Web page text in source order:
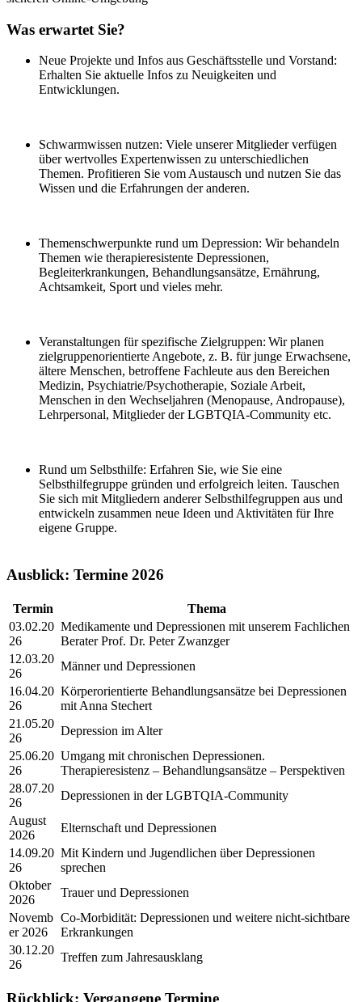
Was erwartet Sie?
Neue Projekte und Infos aus Geschäftsstelle und Vorstand:
Erhalten Sie aktuelle Infos zu Neuigkeiten und
Entwicklungen.
Schwarmwissen nutzen: Viele unserer Mitglieder verfügen
über wertvolles Expertenwissen zu unterschiedlichen
Themen. Profitieren Sie vom Austausch und nutzen Sie das
Wissen und die Erfahrungen der anderen.
Themenschwerpunkte rund um Depression: Wir behandeln
Themen wie therapieresistente Depressionen,
Begleiterkrankungen, Behandlungsansätze, Ernährung,
Achtsamkeit, Sport und vieles mehr.
Veranstaltungen für spezifische Zielgruppen: Wir planen
zielgruppenorientierte Angebote, z. B. für junge Erwachsene,
ältere Menschen, betroffene Fachleute aus den Bereichen
Medizin, Psychiatrie/Psychotherapie, Soziale Arbeit,
Menschen in den Wechseljahren (Menopause, Andropause),
Lehrpersonal, Mitglieder der LGBTQIA-Community etc.
Rund um Selbsthilfe: Erfahren Sie, wie Sie eine
Selbsthilfegruppe gründen und erfolgreich leiten. Tauschen
Sie sich mit Mitgliedern anderer Selbsthilfegruppen aus und
entwickeln zusammen neue Ideen und Aktivitäten für Ihre
eigene Gruppe.
Ausblick: Termine 2026
Termin
Thema
03.02.20
26
Medikamente und Depressionen mit unserem Fachlichen
Berater Prof. Dr. Peter Zwanzger
12.03.20
26
Männer und Depressionen
16.04.20
26
Körperorientierte Behandlungsansätze bei Depressionen
mit Anna Stechert
21.05.20
26
Depression im Alter
25.06.20
26
Umgang mit chronischen Depressionen.
Therapieresistenz – Behandlungsansätze – Perspektiven
28.07.20
26
Depressionen in der LGBTQIA-Community
August
2026
Elternschaft und Depressionen
14.09.20
26
Mit Kindern und Jugendlichen über Depressionen
sprechen
Oktober
2026
Trauer und Depressionen
Novemb
er 2026
Co-Morbidität: Depressionen und weitere nicht-sichtbare
Erkrankungen
30.12.20
26
Treffen zum Jahresausklang
Rückblick: Vergangene Termine